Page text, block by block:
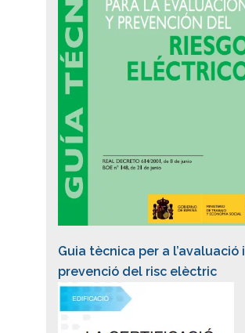
Guia tècnica per a l’avaluació i
prevenció del risc elèctric